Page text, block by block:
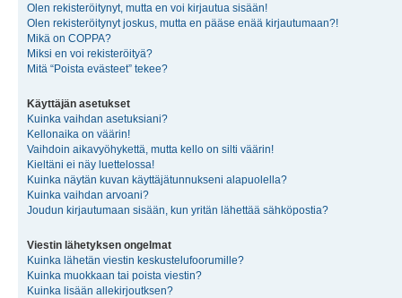
Olen rekisteröitynyt, mutta en voi kirjautua sisään!
Olen rekisteröitynyt joskus, mutta en pääse enää kirjautumaan?!
Mikä on COPPA?
Miksi en voi rekisteröityä?
Mitä “Poista evästeet” tekee?
Käyttäjän asetukset
Kuinka vaihdan asetuksiani?
Kellonaika on väärin!
Vaihdoin aikavyöhykettä, mutta kello on silti väärin!
Kieltäni ei näy luettelossa!
Kuinka näytän kuvan käyttäjätunnukseni alapuolella?
Kuinka vaihdan arvoani?
Joudun kirjautumaan sisään, kun yritän lähettää sähköpostia?
Viestin lähetyksen ongelmat
Kuinka lähetän viestin keskustelufoorumille?
Kuinka muokkaan tai poista viestin?
Kuinka lisään allekirjoutksen?